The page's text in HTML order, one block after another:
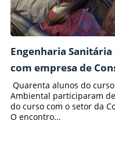
Engenharia
com empresa de
Quarenta alunos do
Ambiental participaram
do curso com o setor da
O encontro...